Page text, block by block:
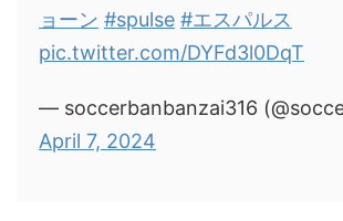
ョーン #spulse #エスパルス
pic.twitter.com/DYFd3l0DqT
— soccerbanbanzai316
April 7, 2024